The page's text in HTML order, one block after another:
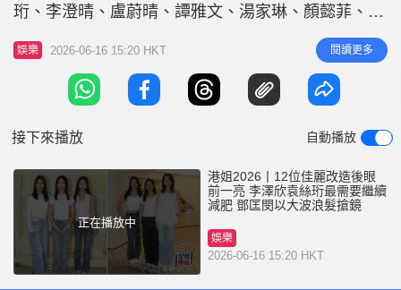
珩、李澄晴、盧蔚晴、譚雅文、湯家琳、顏懿菲、楊
媛媛、鄧匡閔、周芳姿和魏欣。今次入圍佳麗同樣身
材較纖瘦，大多已掌握流利廣東話，之前被影到有紋
身、身形有待改善，或有「後天加工」疑慮的參賽
者，都未有入選。 李澤欣不擔心變「大媽」 李澤欣
娛樂 2026-06-16 15:20 HKT 閱讀更多
接下來播放 自動播放
正在播放中
港姐2026丨12位佳麗改造後眼
前一亮 李澤欣袁絲珩最需要繼續
減肥 鄧匡閔以大波浪髮搶鏡
娛樂
2026-06-16 15:20 HKT